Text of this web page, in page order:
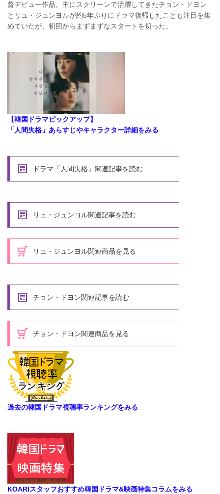
督デビュー作品。主にスクリーンで活躍してきたチョン・ドヨン
とリュ・ジュンヨルが約5年ぶりにドラマ復帰したことも注目を集
めていたが、初回からまずまずなスタートを切った。
【韓国ドラマピックアップ】
「人間失格」あらすじやキャラクター詳細をみる
ドラマ「人間失格」関連記事を読む
リュ・ジュンヨル関連記事を読む
リュ・ジュンヨル関連商品を見る
チョン・ドヨン関連記事を読む
チョン・ドヨン関連商品を見る
過去の韓国ドラマ視聴率ランキングをみる
KOARIスタッフおすすめ韓国ドラマ&映画特集コラムをみる